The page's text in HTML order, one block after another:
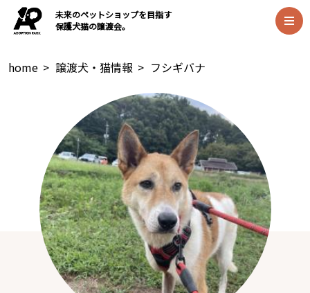
未来のペットショップを目指す
保護犬猫の譲渡会。
home > 譲渡犬・猫情報 > フシギバナ